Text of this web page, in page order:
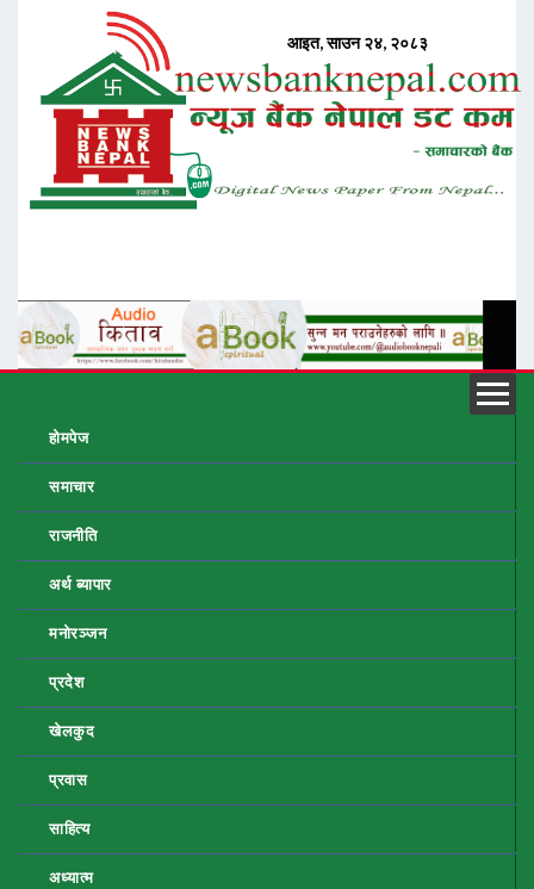
होमपेज
समाचार
राजनीति
अर्थ ब्यापार
मनोरञ्जन
प्रदेश
खेलकुद
प्रवास
साहित्य
अध्यात्म